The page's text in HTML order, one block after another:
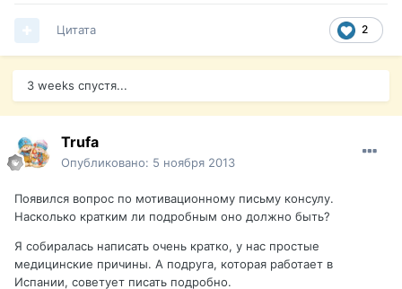
2
Цитата
3 weeks спустя...
Trufa
Опубликовано: 5 ноября 2013
Появился вопрос по мотивационному письму консулу.
Насколько кратким ли подробным оно должно быть?
Я собиралась написать очень кратко, у нас простые
медицинские причины. А подруга, которая работает в
Испании, советует писать подробно.